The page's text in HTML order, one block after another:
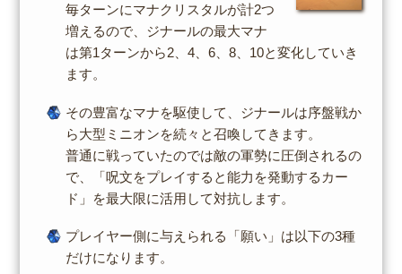
毎ターンにマナクリスタルが計2つ
増えるので、ジナールの最大マナ
は第1ターンから2、4、6、8、10と変化していき
ます。
その豊富なマナを駆使して、ジナールは序盤戦か
ら大型ミニオンを続々と召喚してきます。
普通に戦っていたのでは敵の軍勢に圧倒されるの
で、「呪文をプレイすると能力を発動するカー
ド」を最大限に活用して対抗します。
プレイヤー側に与えられる「願い」は以下の3種
だけになります。